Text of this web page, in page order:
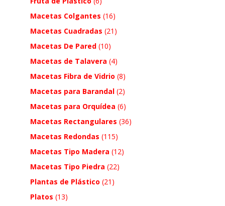
Macetas Colgantes (16)
Macetas Cuadradas (21)
Macetas De Pared (10)
Macetas de Talavera (4)
Macetas Fibra de Vidrio (8)
Macetas para Barandal (2)
Macetas para Orquídea (6)
Macetas Rectangulares (36)
Macetas Redondas (115)
Macetas Tipo Madera (12)
Macetas Tipo Piedra (22)
Plantas de Plástico (21)
Platos (13)